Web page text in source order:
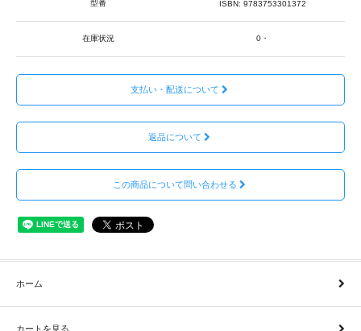
型番 ISBN: 9783753301372
在庫状況 0・
支払い・配送について
返品について
この商品について問い合わせる
ホーム
カートを見る